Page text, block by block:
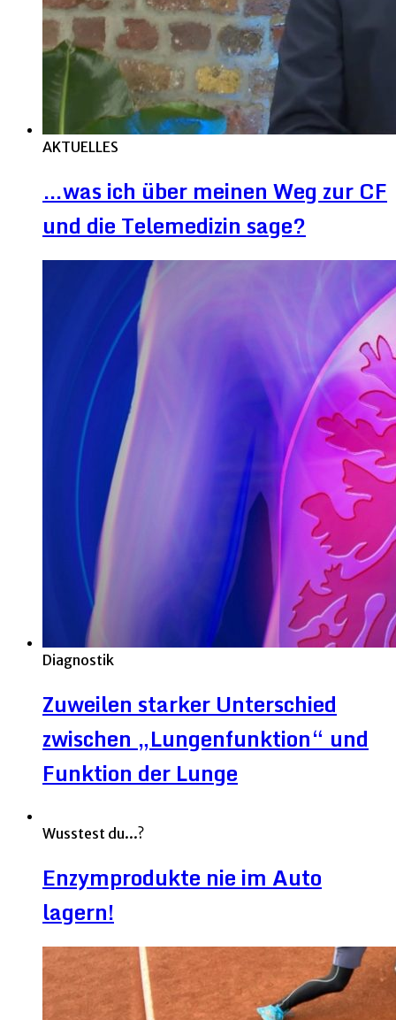
AKTUELLES
…was ich über meinen Weg zur CF
und die Telemedizin sage?
Diagnostik
Zuweilen starker Unterschied
zwischen „Lungenfunktion“ und
Funktion der Lunge
Wusstest du...?
Enzymprodukte nie im Auto
lagern!